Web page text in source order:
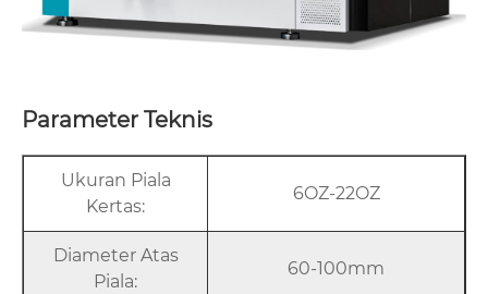
Parameter Teknis
Ukuran Piala
Kertas:
6OZ-22OZ
Diameter Atas
Piala:
60-100mm